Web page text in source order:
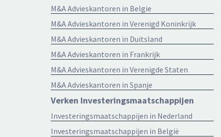
M&A Advieskantoren in Belgie
M&A Advieskantoren in Verenigd Koninkrijk
M&A Advieskantoren in Duitsland
M&A Advieskantoren in Frankrijk
M&A Advieskantoren in Verenigde Staten
M&A Advieskantoren in Spanje
Verken Investeringsmaatschappijen
Investeringsmaatschappijen in Nederland
Investeringsmaatschappijen in België